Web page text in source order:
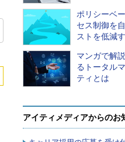
ポリシーベ
セス制御を
ストを低減
マンガで解
るトータル
ティとは
アイティメディアからのお